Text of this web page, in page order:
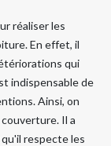
réaliser les
En effet, il
qui
indispensable de
Ainsi, on
Il a
respecte les